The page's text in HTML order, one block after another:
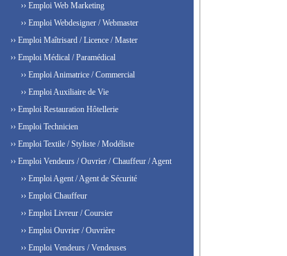
›› Emploi Web Marketing
›› Emploi Webdesigner / Webmaster
›› Emploi Maîtrisard / Licence / Master
›› Emploi Médical / Paramédical
›› Emploi Animatrice / Commercial
›› Emploi Auxiliaire de Vie
›› Emploi Restauration Hôtellerie
›› Emploi Technicien
›› Emploi Textile / Styliste / Modéliste
›› Emploi Vendeurs / Ouvrier / Chauffeur / Agent
›› Emploi Agent / Agent de Sécurité
›› Emploi Chauffeur
›› Emploi Livreur / Coursier
›› Emploi Ouvrier / Ouvrière
›› Emploi Vendeurs / Vendeuses